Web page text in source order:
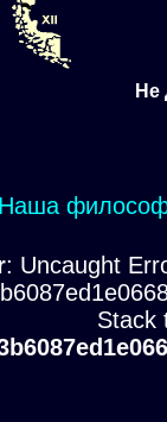
Не
Наша
: Uncaught
Stack